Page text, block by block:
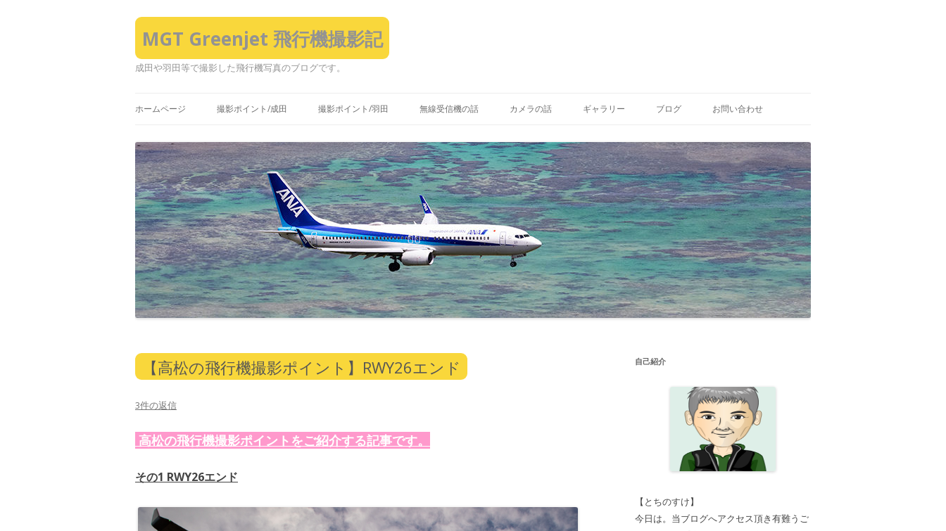
MGT Greenjet 飛行機撮影記
成田や羽田等で撮影した飛行機写真のブログです。
ン
テ
へ
ス
キ
ッ
プ
ホームページ 撮影ポイント/成田 撮影ポイント/羽田 無線受信機の話 カメラの話 ギャラリー ブログ お問い合わせ
【高松の飛行機撮影ポイント】RWY26エンド
3件の返信
高松の飛行機撮影ポイントをご紹介する記事です。
その1 RWY26エンド
自己紹介
【とちのすけ】
今日は。当ブログへアクセス頂き有難うご